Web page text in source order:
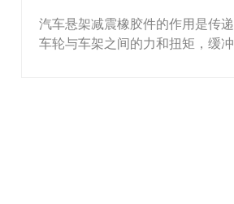
汽车悬架减震橡胶件的作用是传递
车轮与车架之间的力和扭矩，缓冲